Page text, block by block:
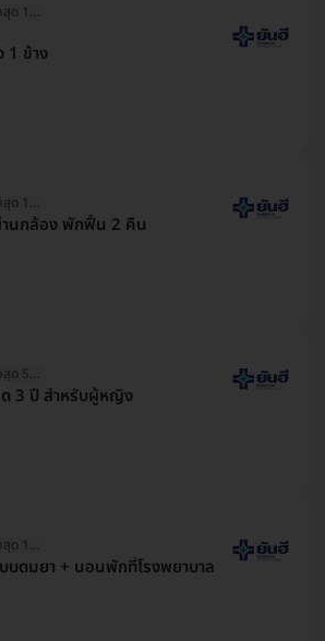
HD ออกค่าประเมินให้! สูงสุด 1500 บ.
1 ข้าง
HD ออกค่าประเมินให้! สูงสุด 1500 บ.
านกล้อง พักฟื้น 2 คืน
HD ออกค่าประเมินให้! สูงสุด 500 บ.
3 ปี สำหรับผู้หญิง
HD ออกค่าประเมินให้! สูงสุด 1500 บ.
บดมยา + นอนพักที่โรงพยาบาล